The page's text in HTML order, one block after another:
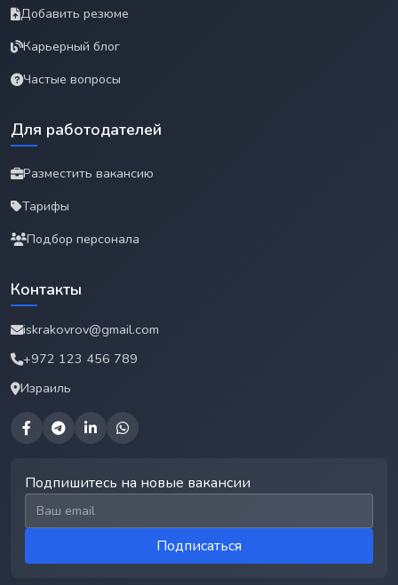
Добавить резюме
Карьерный блог
Частые вопросы
Для работодателей
Разместить вакансию
Тарифы
Подбор персонала
Контакты
iskrakovrov@gmail.com
+972 123 456 789
Израиль
Подпишитесь на новые вакансии
Email для подписки
Подписаться